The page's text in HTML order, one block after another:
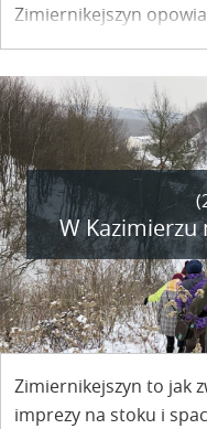
Zimiernikejszyn
W Kazimierzu
Zimiernikejszyn to jak
imprezy na stoku i